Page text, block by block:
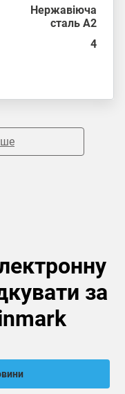
Нержавіюча
сталь А2
4
за